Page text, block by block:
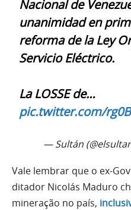
Nacional de
unanimidad en
reforma de la Ley
Servicio Eléctrico.
La LOSSE de…
pic.twitter.com/
— Sultán
Vale lembrar que o ex-
ditador Nicolás Maduro
mineração no país,